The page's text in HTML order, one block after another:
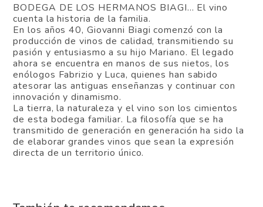
BODEGA DE LOS HERMANOS BIAGI… El vino
cuenta la historia de la familia.
En los años 40, Giovanni Biagi comenzó con la
producción de vinos de calidad, transmitiendo su
pasión y entusiasmo a su hijo Mariano. El legado
ahora se encuentra en manos de sus nietos, los
enólogos Fabrizio y Luca, quienes han sabido
atesorar las antiguas enseñanzas y continuar con
innovación y dinamismo.
La tierra, la naturaleza y el vino son los cimientos
de esta bodega familiar. La filosofía que se ha
transmitido de generación en generación ha sido la
de elaborar grandes vinos que sean la expresión
directa de un territorio único.